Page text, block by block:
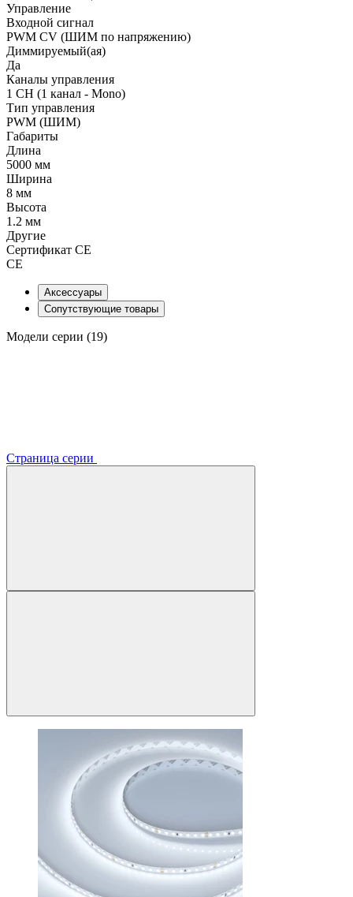
Управление
Входной сигнал
PWM СV (ШИМ по напряжению)
Диммируемый(ая)
Да
Каналы управления
1 CH (1 канал - Mono)
Тип управления
PWM (ШИМ)
Габариты
Длина
5000 мм
Ширина
8 мм
Высота
1.2 мм
Другие
Сертификат CE
CE
Аксессуары
Сопутствующие товары
Модели серии (19)
Страница серии